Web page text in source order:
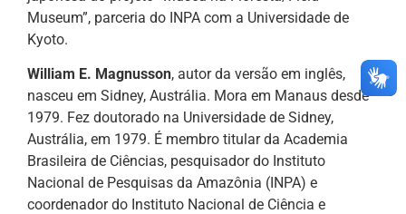
Museum”, parceria do INPA com a Universidade de
Kyoto.
William E. Magnusson, autor da versão em inglês,
nasceu em Sidney, Austrália. Mora em Manaus desde
1979. Fez doutorado na Universidade de Sidney,
Austrália, em 1979. É membro titular da Academia
Brasileira de Ciências, pesquisador do Instituto
Nacional de Pesquisas da Amazônia (INPA) e
coordenador do Instituto Nacional de Ciência e